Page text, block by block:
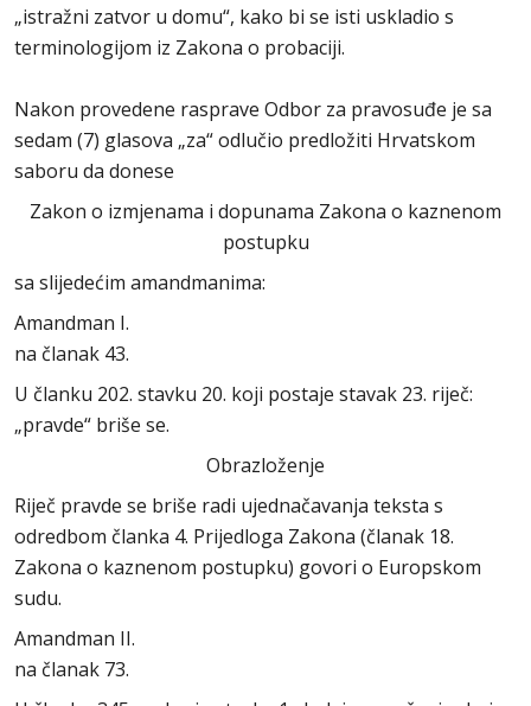
„istražni zatvor u domu“, kako bi se isti uskladio s
terminologijom iz Zakona o probaciji.
Nakon provedene rasprave Odbor za pravosuđe je sa
sedam (7) glasova „za“ odlučio predložiti Hrvatskom
saboru da donese
Zakon o izmjenama i dopunama Zakona o kaznenom
postupku
sa slijedećim amandmanima:
Amandman I.
na članak 43.
U članku 202. stavku 20. koji postaje stavak 23. riječ:
„pravde“ briše se.
Obrazloženje
Riječ pravde se briše radi ujednačavanja teksta s
odredbom članka 4. Prijedloga Zakona (članak 18.
Zakona o kaznenom postupku) govori o Europskom
sudu.
Amandman II.
na članak 73.